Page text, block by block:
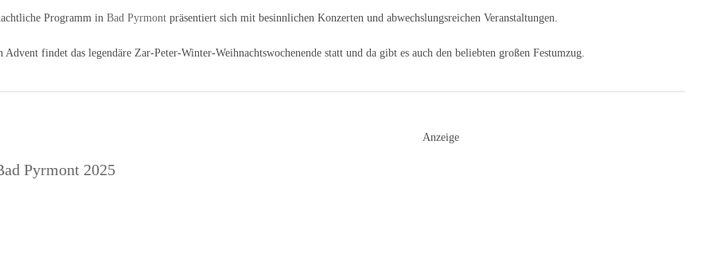
Programm in Bad Pyrmont präsentiert sich mit besinnlichen Konzerten und abwechslungsreichen Veranstaltungen.
findet das legendäre Zar-Peter-Winter-Weihnachtswochenende statt und da gibt es auch den beliebten großen Festumzug.
Anzeige
Pyrmont 2025